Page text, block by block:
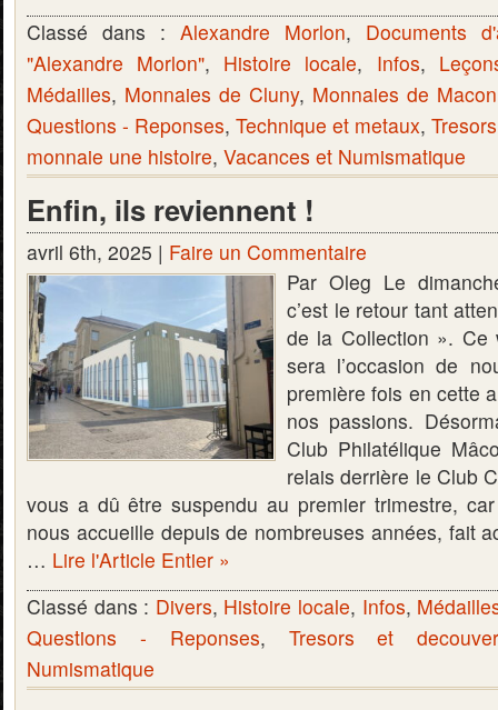
Classé dans : Alexandre Morlon, Documents
"Alexandre Morlon", Histoire locale, Infos,
Médailles, Monnaies de Cluny, Monnaies de Macon
Questions - Reponses, Technique et metaux,
monnaie une histoire, Vacances et Numismatique
Enfin, ils reviennent !
avril 6th, 2025 | Faire un Commentaire
Par Oleg Le
c’est le retour tant
de la Collection ». Ce
sera l’occasion de
première fois en cette
nos passions.
Club Philatélique
relais derrière le Club
vous a dû être suspendu au premier trimestre, car
nous accueille depuis de nombreuses années, fait
… Lire l'Article Entier »
Classé dans : Divers, Histoire locale, Infos,
Questions - Reponses, Tresors et
Numismatique